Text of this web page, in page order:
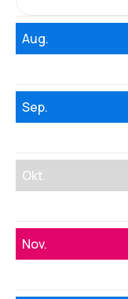
Aug.
Sep.
Okt.
Nov.